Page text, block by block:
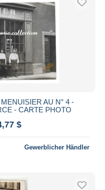
AU N° 4 -
- CARTE PHOTO
$
Gewerblicher Händler